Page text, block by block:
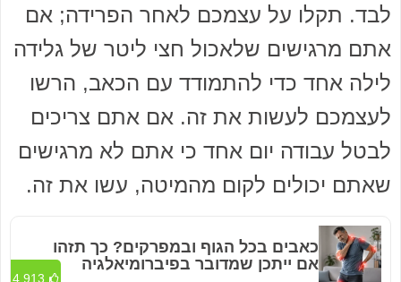
לבד. תקלו על עצמכם לאחר הפרידה; אם
אתם מרגישים שלאכול חצי ליטר של גלידה
לילה אחד כדי להתמודד עם הכאב, הרשו
לעצמכם לעשות את זה. אם אתם צריכים
לבטל עבודה יום אחד כי אתם לא מרגישים
שאתם יכולים לקום מהמיטה, עשו את זה.
כאבים בכל הגוף ובמפרקים? כך תזהו
אם ייתכן שמדובר בפיברומיאלגיה
4,913